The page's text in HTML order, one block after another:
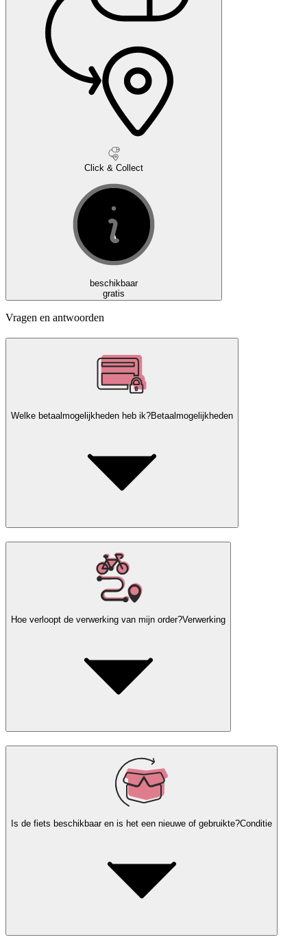
Click & Collect
beschikbaar
gratis
Vragen en antwoorden
Welke betaalmogelijkheden heb ik?Betaalmogelijkheden
Hoe verloopt de verwerking van mijn order?Verwerking
Is de fiets beschikbaar en is het een nieuwe of gebruikte?Conditie